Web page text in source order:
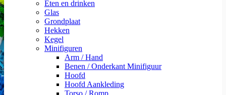
Eten en drinken
Glas
Grondplaat
Hekken
Kegel
Minifiguren
Arm / Hand
Benen / Onderkant Minifiguur
Hoofd
Hoofd Aankleding